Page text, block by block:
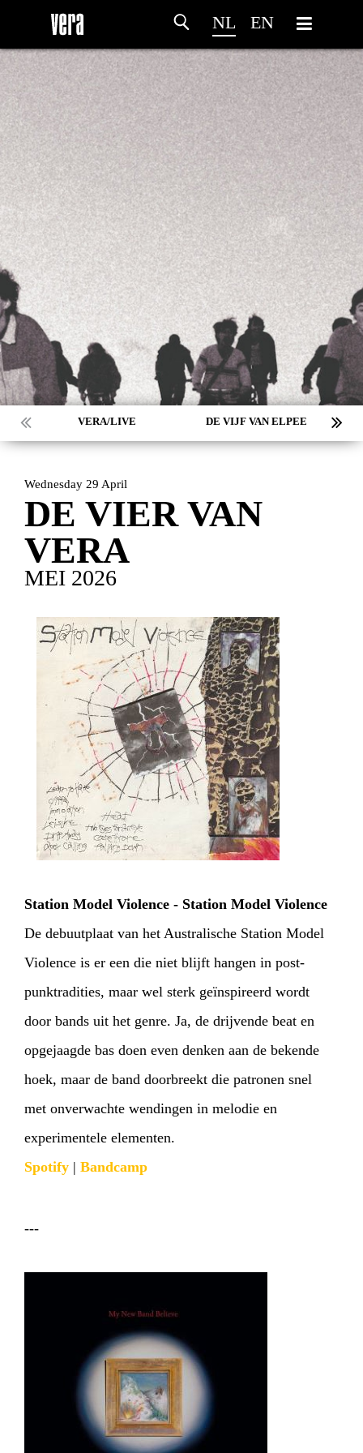
NL EN
VERA/LIVE DE VIJF VAN ELPEE
Wednesday 29 April
DE VIER VAN
VERA
MEI 2026
Station Model Violence - Station Model Violence
De debuutplaat van het Australische Station Model
Violence is er een die niet blijft hangen in post-
punktradities, maar wel sterk geïnspireerd wordt
door bands uit het genre. Ja, de drijvende beat en
opgejaagde bas doen even denken aan de bekende
hoek, maar de band doorbreekt die patronen snel
met onverwachte wendingen in melodie en
experimentele elementen.
Spotify | Bandcamp
---